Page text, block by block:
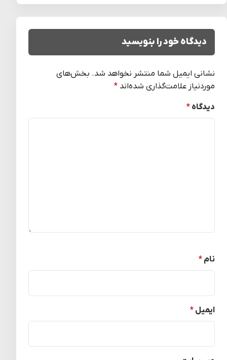
دیدگاه خود را بنویسید
نشانی ایمیل شما منتشر نخواهد شد. بخش‌های
موردنیاز علامت‌گذاری شده‌اند *
دیدگاه *
نام *
ایمیل *